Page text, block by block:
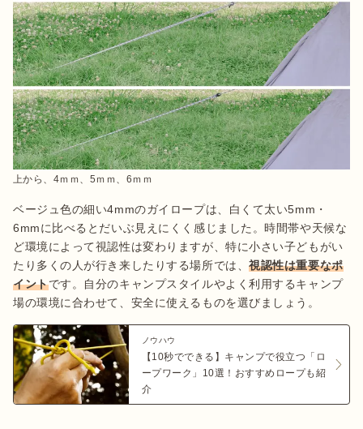
上から、4ｍｍ、5ｍｍ、6ｍｍ
ベージュ色の細い4mmのガイロープは、白くて太い5mm・
6mmに比べるとだいぶ見えにくく感じました。時間帯や天候な
ど環境によって視認性は変わりますが、特に小さい子どもがい
たり多くの人が行き来したりする場所では、視認性は重要なポ
イントです。自分のキャンプスタイルやよく利用するキャンプ
場の環境に合わせて、安全に使えるものを選びましょう。
ノウハウ
【10秒でできる】キャンプで役立つ「ロ
ープワーク」10選！おすすめロープも紹
介